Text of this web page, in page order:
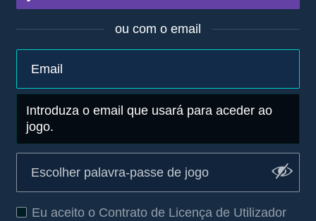
ou com o email
Introduza o email que usará para aceder ao
jogo.
Eu aceito o Contrato de Licença de Utilizador